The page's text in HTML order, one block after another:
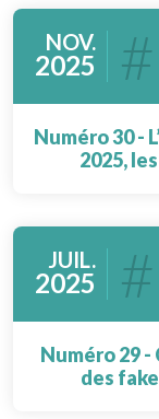
NOV.
2025
Numéro 30 -
2025,
JUIL.
2025
Numéro 29 -
des